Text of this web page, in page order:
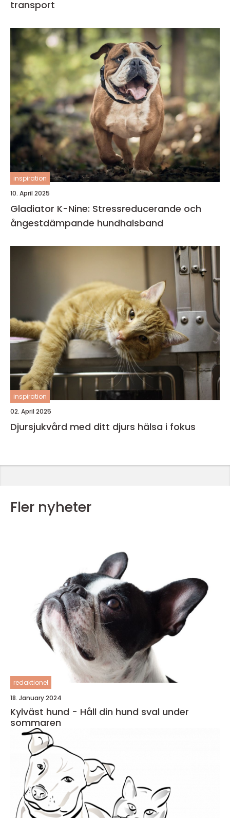
transport
inspiration
10. April 2025
Gladiator K-Nine: Stressreducerande och
ångestdämpande hundhalsband
inspiration
02. April 2025
Djursjukvård med ditt djurs hälsa i fokus
Fler nyheter
redaktionel
18. January 2024
Kylväst hund - Håll din hund sval under
sommaren